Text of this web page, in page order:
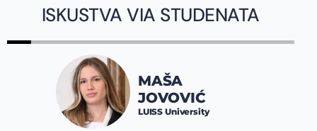
ISKUSTVA VIA STUDENATA
MAŠA
JOVOVIĆ
LUISS University